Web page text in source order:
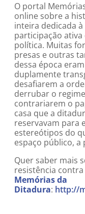
O portal
online sobre a
inteira dedicada
participação ativa
política. Muitas
presas e outras
dessa época
duplamente
desafiarem a
derrubar o
contrariarem o
casa que a
reservavam para
estereótipos do
espaço público, a
Quer saber mais
resistência
Memórias da
Ditadura: http://